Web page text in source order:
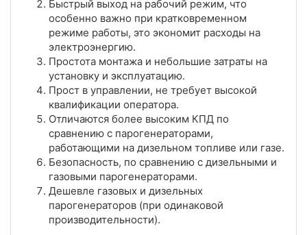
Быстрый выход на рабочий режим, что
особенно важно при кратковременном
режиме работы, это экономит расходы на
электроэнергию.
Простота монтажа и небольшие затраты на
установку и эксплуатацию.
Прост в управлении, не требует высокой
квалификации оператора.
Отличаются более высоким КПД по
сравнению с парогенераторами,
работающими на дизельном топливе или газе.
Безопасность, по сравнению с дизельными и
газовыми парогенераторами.
Дешевле газовых и дизельных
парогенераторов (при одинаковой
производительности).